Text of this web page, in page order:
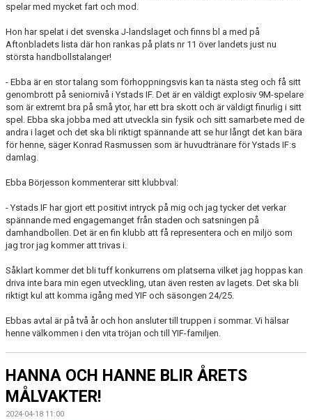
spelar med mycket fart och mod.
Hon har spelat i det svenska J-landslaget och finns bl a med på
Aftonbladets lista där hon rankas på plats nr 11 över landets just nu
största handbollstalanger!
- Ebba är en stor talang som förhoppningsvis kan ta nästa steg och få sitt
genombrott på seniornivå i Ystads IF. Det är en väldigt explosiv 9M-spelare
som är extremt bra på små ytor, har ett bra skott och är väldigt finurlig i sitt
spel. Ebba ska jobba med att utveckla sin fysik och sitt samarbete med de
andra i laget och det ska bli riktigt spännande att se hur långt det kan bära
för henne, säger Konrad Rasmussen som är huvudtränare för Ystads IF:s
damlag.
Ebba Börjesson kommenterar sitt klubbval:
- Ystads IF har gjort ett positivt intryck på mig och jag tycker det verkar
spännande med engagemanget från staden och satsningen på
damhandbollen. Det är en fin klubb att få representera och en miljö som
jag tror jag kommer att trivas i.
Såklart kommer det bli tuff konkurrens om platserna vilket jag hoppas kan
driva inte bara min egen utveckling, utan även resten av lagets. Det ska bli
riktigt kul att komma igång med YIF och säsongen 24/25.
Ebbas avtal är på två år och hon ansluter till truppen i sommar. Vi hälsar
henne välkommen i den vita tröjan och till YIF-familjen.
HANNA OCH HANNE BLIR ÅRETS
MÅLVAKTER!
2024-04-18 11:00